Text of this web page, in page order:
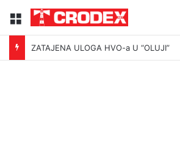
Menu
ZATAJENA ULOGA HVO-a U “OLUJI”